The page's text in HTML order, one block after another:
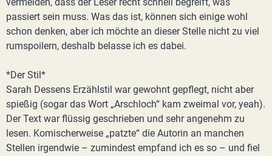
passiert sein muss. Was das ist, können sich einige wohl
schon denken, aber ich möchte an dieser Stelle nicht zu viel
rumspoilern, deshalb belasse ich es dabei.
*Der Stil*
Sarah Dessens Erzählstil war gewohnt gepflegt, nicht aber
spießig (sogar das Wort „Arschloch“ kam zweimal vor, yeah).
Der Text war flüssig geschrieben und sehr angenehm zu
lesen. Komischerweise „patzte“ die Autorin an manchen
Stellen irgendwie – zumindest empfand ich es so – und fiel